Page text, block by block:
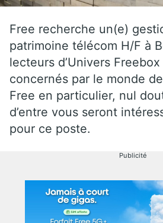
Free recherche un(e)
patrimoine télécom H/F à
lecteurs d’Univers
concernés par le monde
Free en particulier, nul
d’entre vous seront
pour ce poste.
Publicité